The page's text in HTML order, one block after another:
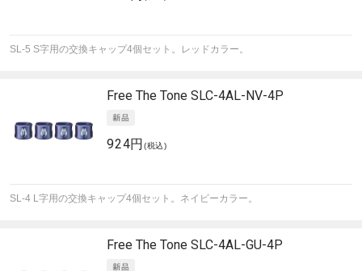
SL-5 S字用の交換キャップ4個セット。レッドカラー。
Free The Tone SLC-4AL-NV-4P
924円(税込)
SL-4 L字用の交換キャップ4個セット。ネイビーカラー。
Free The Tone SLC-4AL-GU-4P